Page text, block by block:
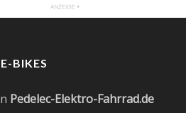
BIKES
Pedelec-Elektro-Fahrrad.de